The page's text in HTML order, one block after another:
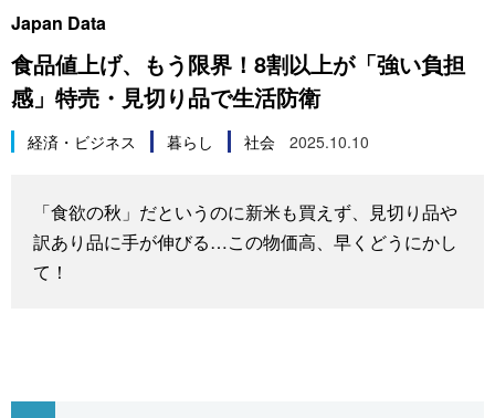
社会
文化
暮らし
旅と暮らし
動画/Live
Cinema
スポーツ・東京2020
Japan Data
食品値上げ、もう限界！8割以上が「強い負担
感」特売・見切り品で生活防衛
経済・ビジネス 暮らし 社会 2025.10.10
「食欲の秋」だというのに新米も買えず、見切り品や
訳あり品に手が伸びる…この物価高、早くどうにかし
て！